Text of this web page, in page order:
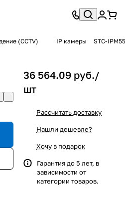
(CCTV) IP камеры STC-
36 564.09 руб./
шт
Рассчитать доставку
Нашли дешевле?
Хочу в подарок
Гарантия до 5 лет, в
зависимости от
категории товаров.